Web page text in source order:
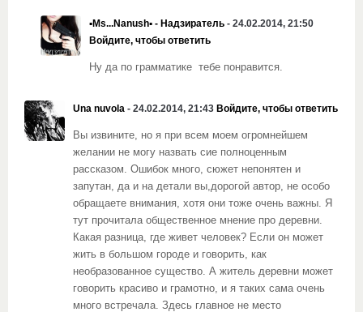
▪Ms...Nanush▪ - Надзиратель - 24.02.2014, 21:50
Войдите, чтобы ответить
Ну да по грамматике тебе понравится.
Una nuvola - 24.02.2014, 21:43 Войдите, чтобы ответить
Вы извините, но я при всем моем огромнейшем
желании не могу назвать сие полноценным
рассказом. Ошибок много, сюжет непонятен и
запутан, да и на детали вы,дорогой автор, не особо
обращаете внимания, хотя они тоже очень важны. Я
тут прочитала общественное мнение про деревни.
Какая разница, где живет человек? Если он может
жить в большом городе и говорить, как
необразованное существо. А житель деревни может
говорить красиво и грамотно, и я таких сама очень
много встречала. Здесь главное не место